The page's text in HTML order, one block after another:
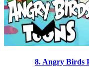
8. Angry Birds